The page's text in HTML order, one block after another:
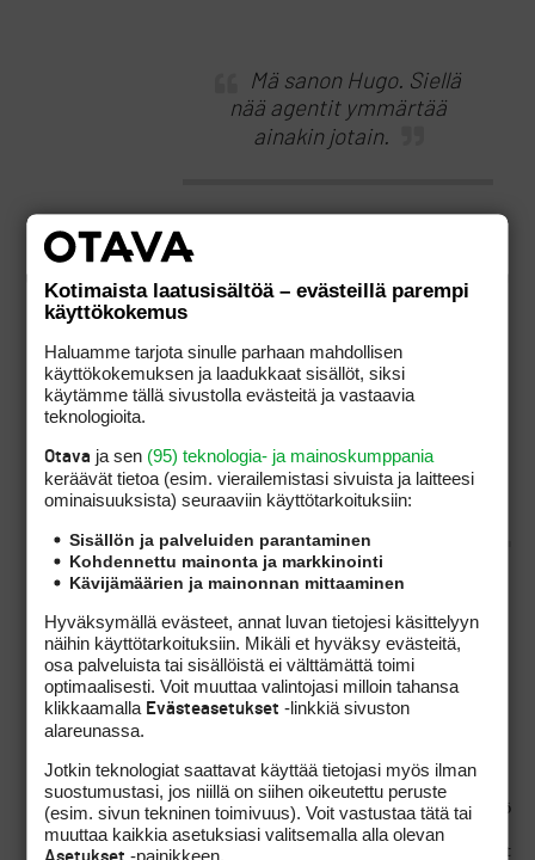
Mä sanon Hugo. Siellä
nää agentit ymmärtää
ainakin jotain.
dementiahiihtäjä. Hänelle tuli
golfpalloa ja millä vauhdilla pallo
väylältä spoonilla lähtee. Ja kun
lisäsin vielä, että pallon osuessa
ja ettei vakuutus korvaa, kun
olet luvattomasti kentällä, niin
täti kalpeni.
Harvemmin näkee ihmisiä toikkaroimassa
kentällä, mutta joitain vuosia sitten pelatessani
Hattulan seiskaa hyppäsi kirjaimellisesti
puskista pikkupoikajoukko pöllien mun oivasti
lähestymäni pallon. Hugolla, joka muuten on
suomen vanhin samassa kuosissa pelattava
pallo pöllittiin. Mulla sattui olemaan cart alla ja
karautin kaverin perään ja yhytin hänet seiskan
kernillä. Kuulusteltaessa vanhempi mieshenkilö
myönsi poimineensa pallon, mutta aikoi
palauttaa sen klubille. Aika veitikka. Mutta pojat
Kotimaista laatusisältöä – evästeillä parempi
käyttökokemus
Haluamme tarjota sinulle parhaan mahdollisen
käyttökokemuksen ja laadukkaat sisällöt, siksi
käytämme tällä sivustolla evästeitä ja vastaavia
teknologioita.
Otava ja sen (95) teknologia- ja mainoskumppania
keräävät tietoa (esim. vierailemis­tasi sivuista ja laitteesi
ominaisuuk­sista) seuraaviin käyttötarkoituksiin:
Sisällön ja palveluiden parantaminen
Kohdennettu mainonta ja markkinointi
Kävijämäärien ja mainonnan mittaaminen
Hyväksymällä evästeet, annat luvan tietojesi käsittelyyn
näihin käyttötarkoituksiin. Mikäli et hyväksy evästeitä,
osa palveluista tai sisällöistä ei välttämättä toimi
optimaalisesti. Voit muuttaa valintojasi milloin tahansa
klikkaamalla Evästeasetukset -linkkiä sivuston
alareunassa.
Jotkin teknologiat saattavat käyttää tietojasi myös ilman
suostumustasi, jos niillä on siihen oikeutettu peruste
(esim. sivun tekninen toimivuus). Voit vastustaa tätä tai
muuttaa kaikkia asetuksiasi valitsemalla alla olevan
Asetukset -painikkeen.